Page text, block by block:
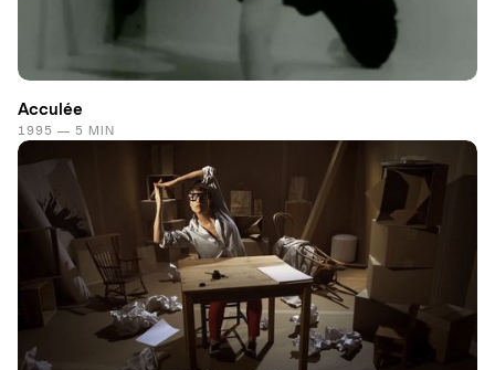
Acculée
1995 — 5 MIN